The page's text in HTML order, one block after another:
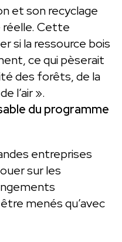
et son recyclage
Cette
si la ressource bois
ce qui pèserait
des forêts, de la
l’air ».
du programme
entreprises
sur les
menés qu’avec